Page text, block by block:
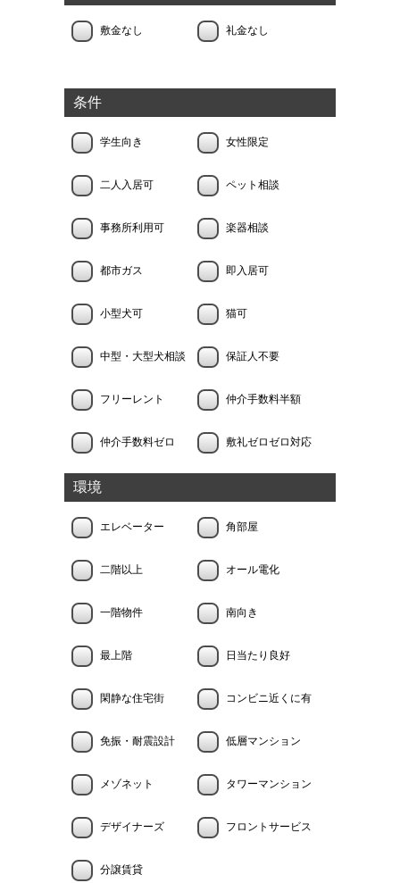
敷金なし 礼金なし
条件
学生向き 女性限定
二人入居可 ペット相談
事務所利用可 楽器相談
都市ガス 即入居可
小型犬可 猫可
中型・大型犬相談 保証人不要
フリーレント 仲介手数料半額
仲介手数料ゼロ 敷礼ゼロゼロ対応
環境
エレベーター 角部屋
二階以上 オール電化
一階物件 南向き
最上階 日当たり良好
閑静な住宅街 コンビニ近くに有
免振・耐震設計 低層マンション
メゾネット タワーマンション
デザイナーズ フロントサービス
分譲賃貸